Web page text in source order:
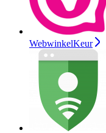
WebwinkelKeur